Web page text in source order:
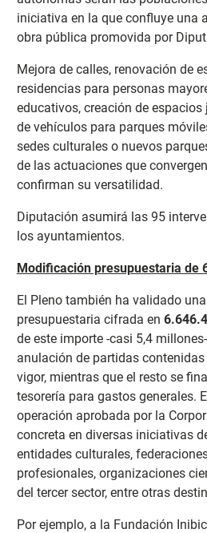
iniciativa en la que confluye una
obra pública promovida por
Mejora de calles, renovación de
residencias para personas
educativos, creación de
de vehículos para parques
sedes culturales o nuevos
de las actuaciones que
confirman su versatilidad.
Diputación asumirá las 95
los ayuntamientos.
Modificación presupuestaria de
El Pleno también ha validado
presupuestaria cifrada en
de este importe -casi 5,4
anulación de partidas
vigor, mientras que el resto se
tesorería para gastos generales.
operación aprobada por la
concreta en diversas iniciativas
entidades culturales,
profesionales, organizaciones
del tercer sector, entre otras
Por ejemplo, a la Fundación